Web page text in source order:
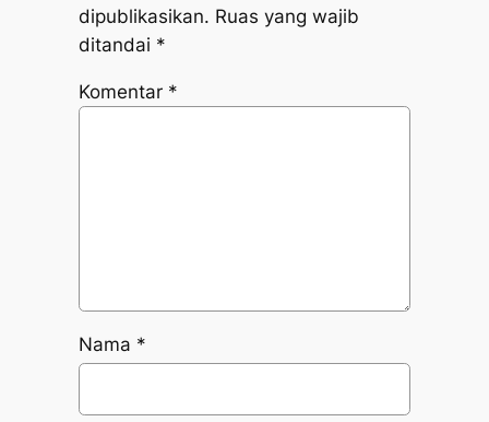
dipublikasikan. Ruas yang wajib
ditandai *
Komentar *
Nama *